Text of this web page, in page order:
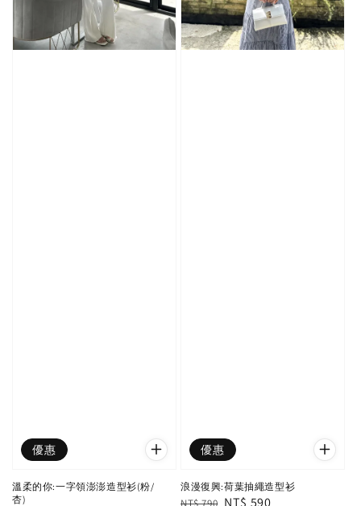
優惠
溫柔的你:一字領澎澎造型衫(粉/
杏)
優惠
浪漫復興:荷葉抽繩造型衫
Regular
NT$ 790 Sale
NT$ 590